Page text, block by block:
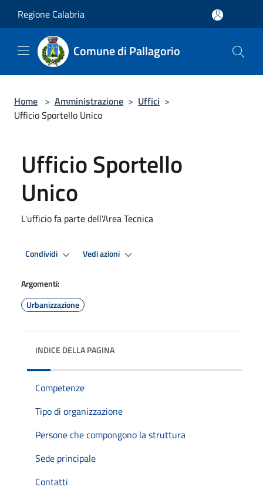
Regione Calabria
Comune di Pallagorio
Home > Amministrazione > Uffici >
Ufficio Sportello Unico
Ufficio Sportello
Unico
L'ufficio fa parte dell'Area Tecnica
Condividi Vedi azioni
Argomenti:
Urbanizzazione
INDICE DELLA PAGINA
Competenze
Tipo di organizzazione
Persone che compongono la struttura
Sede principale
Contatti